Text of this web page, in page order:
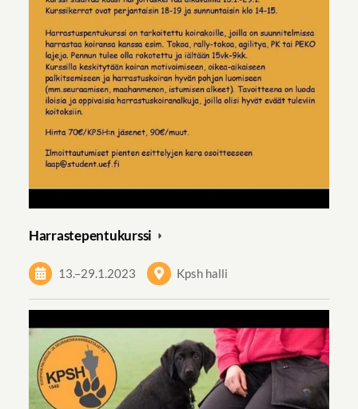
Harrastepentukurssi
13.–29.1.2023 Kpsh halli